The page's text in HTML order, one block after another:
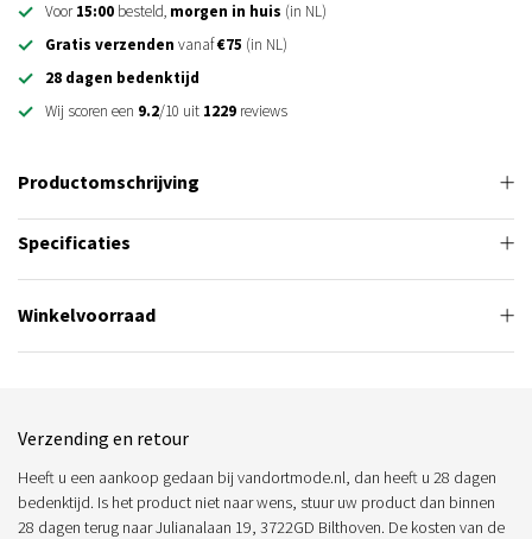
Voor15:00 besteld, morgen in huis (in NL)
Gratis verzenden vanaf€75 (in NL)
28 dagen bedenktijd
Wij scoren een 9.2/10 uit 1229 reviews
Productomschrijving
Specificaties
Winkelvoorraad
Verzending en retour
Heeft u een aankoop gedaan bij vandortmode.nl, dan heeft u 28 dagen
bedenktijd. Is het product niet naar wens, stuur uw product dan binnen
28 dagen terug naar Julianalaan 19, 3722GD Bilthoven. De kosten van de